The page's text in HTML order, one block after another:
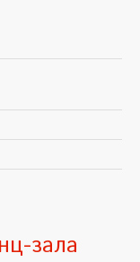
зала